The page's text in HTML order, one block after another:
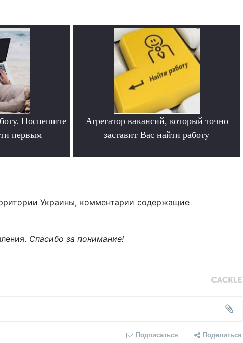
Поспешите
первым
Агрегатор вакансий, который точно
заставит Вас найти работу
Украины, комментарии содержащие
Спасибо за понимание!
Подписаться Поделиться